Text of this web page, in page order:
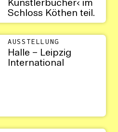
Künstlerbücher‹ im
Schloss Köthen teil.
AUSSTELLUNG
Halle – Leipzig
International